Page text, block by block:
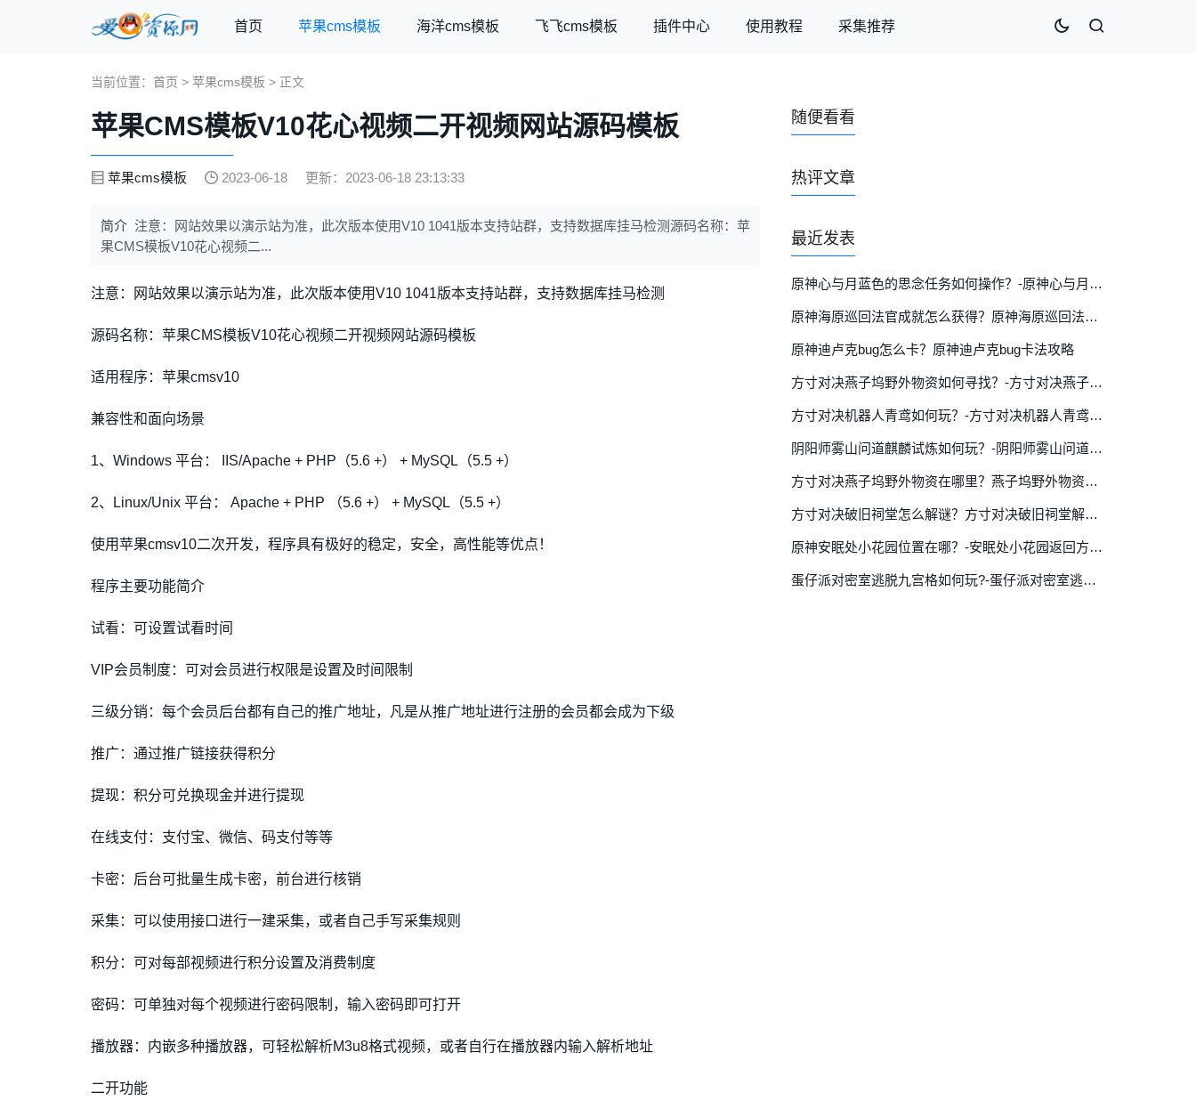
首页 苹果cms模板 海洋cms模板 飞飞cms模板 插件中心 使用教程 采集推荐
当前位置： 首页 > 苹果cms模板 > 正文
苹果CMS模板V10花心视频二开视频网站源码模板
苹果cms模板 2023-06-18 更新：2023-06-18 23:13:33
简介 注意：网站效果以演示站为准，此次版本使用V10 1041版本支持站群，支持数据库挂马检测源码名称：苹
果CMS模板V10花心视频二...
注意：网站效果以演示站为准，此次版本使用V10 1041版本支持站群，支持数据库挂马检测
源码名称：苹果CMS模板V10花心视频二开视频网站源码模板
适用程序：苹果cmsv10
兼容性和面向场景
1、Windows 平台： IIS/Apache + PHP（5.6 +） + MySQL（5.5 +）
2、Linux/Unix 平台： Apache + PHP （5.6 +） + MySQL（5.5 +）
使用苹果cmsv10二次开发，程序具有极好的稳定，安全，高性能等优点！
程序主要功能简介
试看：可设置试看时间
VIP会员制度：可对会员进行权限是设置及时间限制
三级分销：每个会员后台都有自己的推广地址，凡是从推广地址进行注册的会员都会成为下级
推广：通过推广链接获得积分
提现：积分可兑换现金并进行提现
在线支付：支付宝、微信、码支付等等
卡密：后台可批量生成卡密，前台进行核销
采集：可以使用接口进行一建采集，或者自己手写采集规则
积分：可对每部视频进行积分设置及消费制度
密码：可单独对每个视频进行密码限制，输入密码即可打开
播放器：内嵌多种播放器，可轻松解析M3u8格式视频，或者自行在播放器内输入解析地址
二开功能
随便看看
热评文章
最近发表
原神心与月蓝色的思念任务如何操作？-原神心与月蓝色的思念任务玩法攻略详细介绍
原神海原巡回法官成就怎么获得？原神海原巡回法官成就攻略
原神迪卢克bug怎么卡？原神迪卢克bug卡法攻略
方寸对决燕子坞野外物资如何寻找？-方寸对决燕子坞野外物资详细位置分布图
方寸对决机器人青鸢如何玩？-方寸对决机器人青鸢玩法详细攻略
阴阳师雾山问道麒麟试炼如何玩？-阴阳师雾山问道麒麟试炼玩法详细介绍
方寸对决燕子坞野外物资在哪里？燕子坞野外物资位置攻略介绍
方寸对决破旧祠堂怎么解谜？方寸对决破旧祠堂解谜攻略
原神安眠处小花园位置在哪？-安眠处小花园返回方法详细介绍
蛋仔派对密室逃脱九宫格如何玩?-蛋仔派对密室逃脱九宫格玩法详细介绍